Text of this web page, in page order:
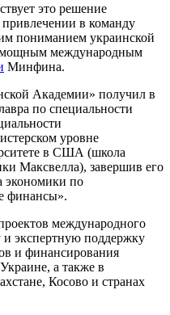
это решение
привлечении в команду
пониманием украинской
международным
Минфина.
Академии» получил в
по специальности
уровне
в США (школа
Максвелла), завершив его
экономики по
финансы».
международного
и экспертную поддержку
и финансирования
а также в
Косово и странах